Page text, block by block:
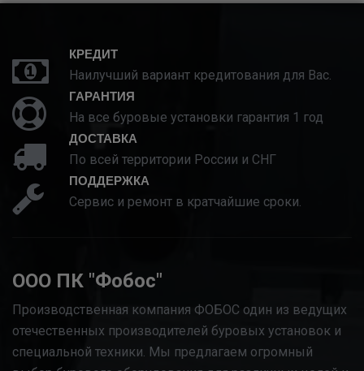
КРЕДИТ
Наилучший вариант кредитования для Вас.
ГАРАНТИЯ
На все буровые установки гарантия 1 год
ДОСТАВКА
По всей территории России и СНГ
ПОДДЕРЖКА
Сервис и ремонт в кратчайшие сроки.
ООО ПК "Фобос"
Производственная компания ФОБОС один из ведущих
отечественных производителей буровых установок и
специальной техники. Мы предлагаем огромный